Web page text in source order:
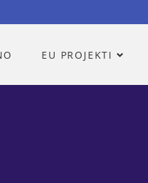
EU PROJEKTI